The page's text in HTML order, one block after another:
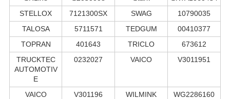
STELLOX
7121300SX SWAG
10790035
TALOSA
5711571 TEDGUM
00410377
TOPRAN
401643 TRICLO
673612
TRUCKTEC
AUTOMOTIV
E
0232027 VAICO V3011951
VAICO V301196
WILMINK
WG2286160